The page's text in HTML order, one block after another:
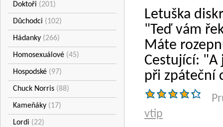
Doktoři (201)
Důchodci (102)
Hádanky (266)
Homosexuálové (45)
Hospodské (97)
Chuck Norris (88)
Kameňáky (17)
Lordi (22)
Letuška
"Teď vám
Máte
Cestující: "A
při zpáteční
vtip